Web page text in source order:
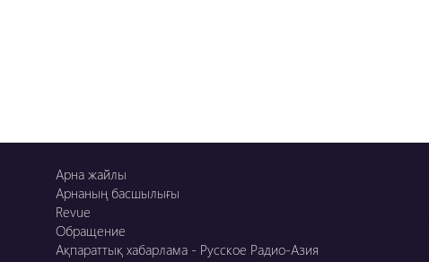
Арна жайлы
Арнаның басшылығы
Revue
Обращение
Ақпараттық хабарлама - Русское Радио-Азия